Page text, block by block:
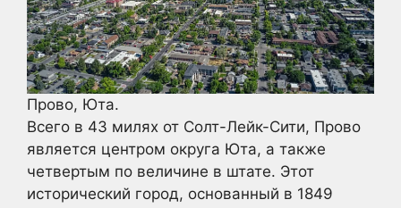
Прово, Юта.
Всего в 43 милях от Солт-Лейк-Сити, Прово
является центром округа Юта, а также
четвертым по величине в штате. Этот
исторический город, основанный в 1849